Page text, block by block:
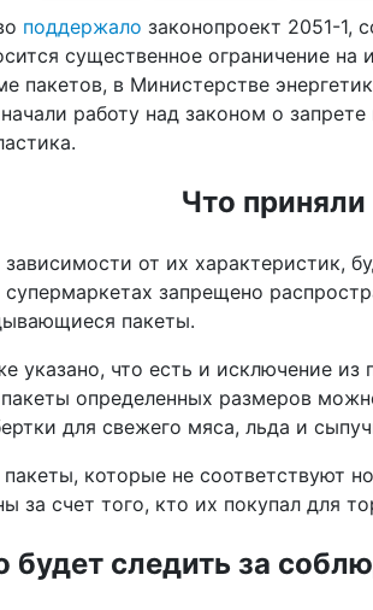
поддержало законопроект 2051-1,
существенное ограничение на
пакетов, в Министерстве
работу над законом о
Что приняли
от их характеристик,
запрещено
пакеты.
указано, что есть и исключение из
определенных размеров
для свежего мяса, льда и
которые не соответствуют
за счет того, кто их покупал для
будет следить за